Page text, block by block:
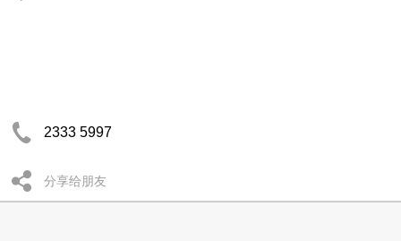
2333 5997
分享给朋友